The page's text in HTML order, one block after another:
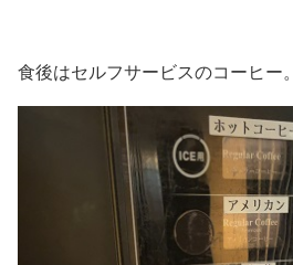
食後はセルフサービスのコーヒー。